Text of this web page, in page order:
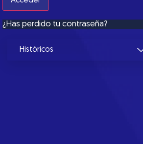
¿Has perdido tu contraseña?
Históricos